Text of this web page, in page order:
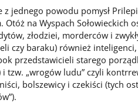
jednego powodu pomysł
Otóż na Wyspach Sołowieckich
złodziei, morderców i
czy baraku) również
przedstawicieli starego
i tzw. „wrogów ludu” czyli
bolszewicy i czekiści (tych